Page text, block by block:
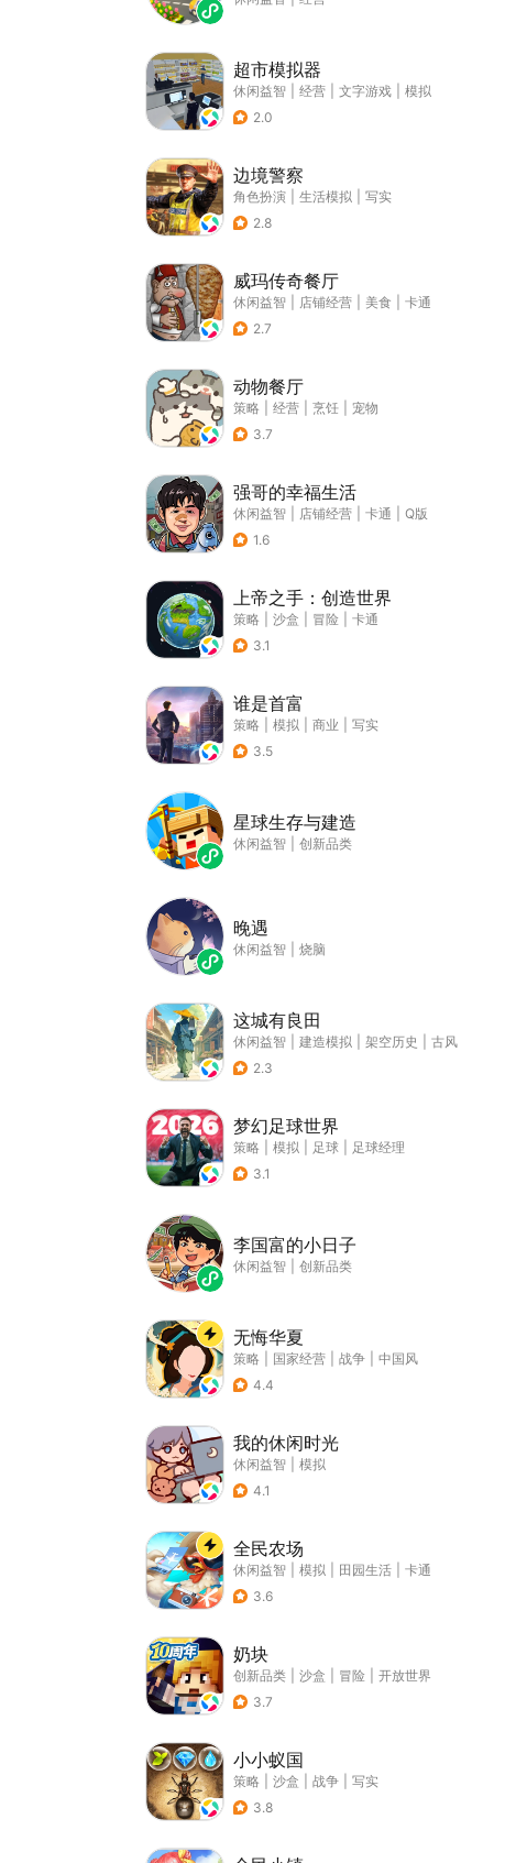
超市模拟器
休闲益智 经营 文字游戏
模拟
2.0
边境警察
角色扮演 生活模拟
写实
2.8
威玛传奇餐厅
休闲益智 店铺经营 美食
卡通
2.7
动物餐厅
策略 经营 烹饪
宠物
3.7
强哥的幸福生活
休闲益智 店铺经营 卡通
Q版
1.6
上帝之手：创造世界
策略 沙盒 冒险
卡通
3.1
谁是首富
策略 模拟 商业
写实
3.5
星球生存与建造
休闲益智 创新品类
晚遇
休闲益智 烧脑
这城有良田
休闲益智 建造模拟 架空历史
古风
2.3
梦幻足球世界
策略 模拟 足球
足球经理
3.1
李国富的小日子
休闲益智 创新品类
无悔华夏
策略 国家经营 战争
中国风
4.4
我的休闲时光
休闲益智
模拟
4.1
全民农场
休闲益智 模拟 田园生活
卡通
3.6
奶块
创新品类 沙盒 冒险
开放世界
3.7
小小蚁国
策略 沙盒 战争
写实
3.8